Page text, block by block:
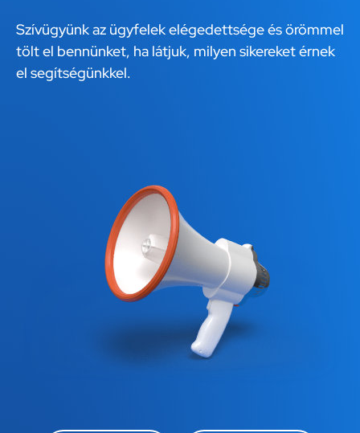
Szívügyünk az ügyfelek elégedettsége és örömmel
tölt el bennünket, ha látjuk, milyen sikereket érnek
el segítségünkkel.